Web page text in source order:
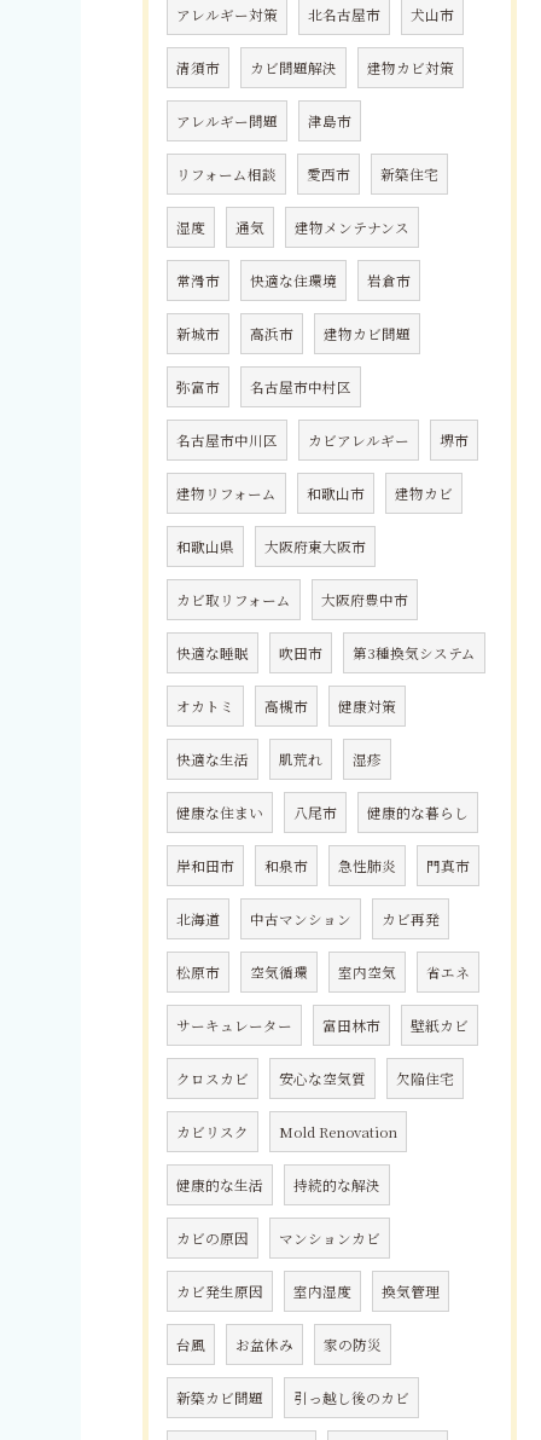
アレルギー対策 北名古屋市 犬山市
清須市 カビ問題解決 建物カビ対策
アレルギー問題 津島市
リフォーム相談 愛西市 新築住宅
湿度 通気 建物メンテナンス
常滑市 快適な住環境 岩倉市
新城市 高浜市 建物カビ問題
弥富市 名古屋市中村区
名古屋市中川区 カビアレルギー 堺市
建物リフォーム 和歌山市 建物カビ
和歌山県 大阪府東大阪市
カビ取リフォーム 大阪府豊中市
快適な睡眠 吹田市 第3種換気システム
オカトミ 高槻市 健康対策
快適な生活 肌荒れ 湿疹
健康な住まい 八尾市 健康的な暮らし
岸和田市 和泉市 急性肺炎 門真市
北海道 中古マンション カビ再発
松原市 空気循環 室内空気 省エネ
サーキュレーター 富田林市 壁紙カビ
クロスカビ 安心な空気質 欠陥住宅
カビリスク Mold Renovation
健康的な生活 持続的な解決
カビの原因 マンションカビ
カビ発生原因 室内湿度 換気管理
台風 お盆休み 家の防災
新築カビ問題 引っ越し後のカビ